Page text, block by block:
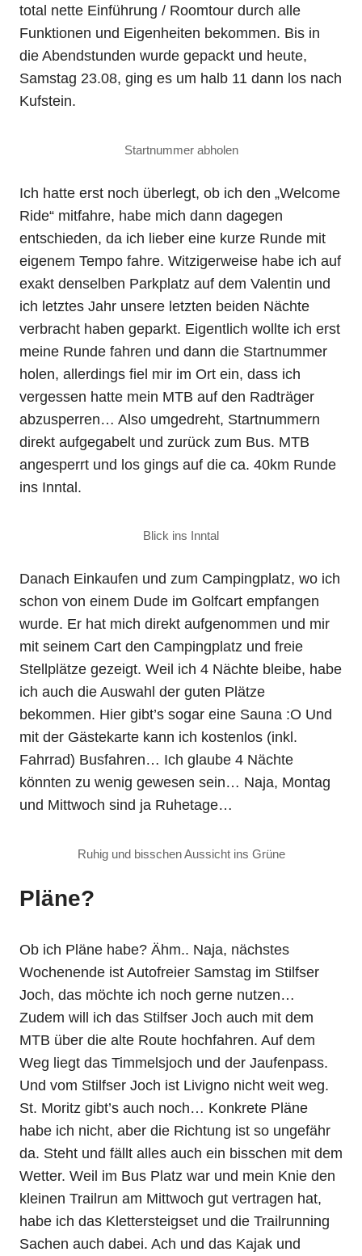
total nette Einführung / Roomtour durch alle
Funktionen und Eigenheiten bekommen. Bis in
die Abendstunden wurde gepackt und heute,
Samstag 23.08, ging es um halb 11 dann los nach
Kufstein.
Startnummer abholen
Ich hatte erst noch überlegt, ob ich den „Welcome
Ride“ mitfahre, habe mich dann dagegen
entschieden, da ich lieber eine kurze Runde mit
eigenem Tempo fahre. Witzigerweise habe ich auf
exakt denselben Parkplatz auf dem Valentin und
ich letztes Jahr unsere letzten beiden Nächte
verbracht haben geparkt. Eigentlich wollte ich erst
meine Runde fahren und dann die Startnummer
holen, allerdings fiel mir im Ort ein, dass ich
vergessen hatte mein MTB auf den Radträger
abzusperren… Also umgedreht, Startnummern
direkt aufgegabelt und zurück zum Bus. MTB
angesperrt und los gings auf die ca. 40km Runde
ins Inntal.
Blick ins Inntal
Danach Einkaufen und zum Campingplatz, wo ich
schon von einem Dude im Golfcart empfangen
wurde. Er hat mich direkt aufgenommen und mir
mit seinem Cart den Campingplatz und freie
Stellplätze gezeigt. Weil ich 4 Nächte bleibe, habe
ich auch die Auswahl der guten Plätze
bekommen. Hier gibt’s sogar eine Sauna :O Und
mit der Gästekarte kann ich kostenlos (inkl.
Fahrrad) Busfahren… Ich glaube 4 Nächte
könnten zu wenig gewesen sein… Naja, Montag
und Mittwoch sind ja Ruhetage…
Ruhig und bisschen Aussicht ins Grüne
Pläne?
Ob ich Pläne habe? Ähm.. Naja, nächstes
Wochenende ist Autofreier Samstag im Stilfser
Joch, das möchte ich noch gerne nutzen…
Zudem will ich das Stilfser Joch auch mit dem
MTB über die alte Route hochfahren. Auf dem
Weg liegt das Timmelsjoch und der Jaufenpass.
Und vom Stilfser Joch ist Livigno nicht weit weg.
St. Moritz gibt’s auch noch… Konkrete Pläne
habe ich nicht, aber die Richtung ist so ungefähr
da. Steht und fällt alles auch ein bisschen mit dem
Wetter. Weil im Bus Platz war und mein Knie den
kleinen Trailrun am Mittwoch gut vertragen hat,
habe ich das Klettersteigset und die Trailrunning
Sachen auch dabei. Ach und das Kajak und